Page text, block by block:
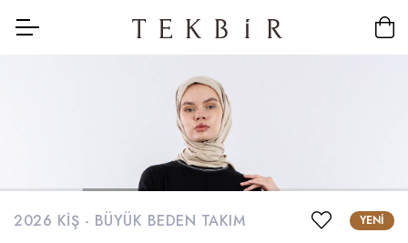
2026 KIŞ - BÜYÜK BEDEN TAKIM YENI